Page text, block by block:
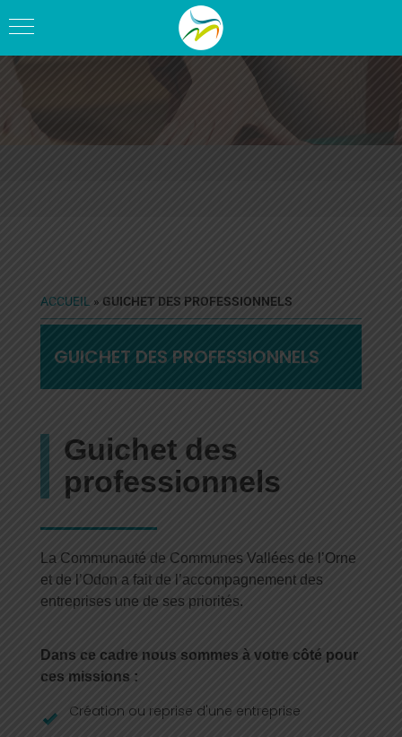
ACCUEIL » GUICHET DES PROFESSIONNELS
GUICHET DES PROFESSIONNELS
Guichet des
professionnels
La Communauté de Communes Vallées de l’Orne
et de l’Odon a fait de l’accompagnement des
entreprises une de ses priorités.
Dans ce cadre nous sommes à votre côté pour
ces missions :
Création ou reprise d'une entreprise